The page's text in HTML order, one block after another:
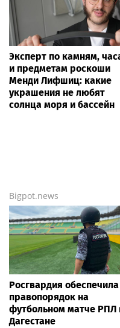
Эксперт по камням,
и предметам роскоши
Менди Лифшиц: какие
украшения не любят
солнца моря и бассейн
Bigpot.news
Росгвардия обеспечила
правопорядок на
футбольном матче РПЛ
Дагестане